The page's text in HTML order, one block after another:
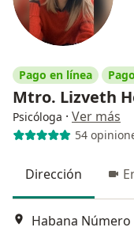
Pago en línea
Mtro. Lizveth
Psicóloga · Ver más
54
Dirección
Habana